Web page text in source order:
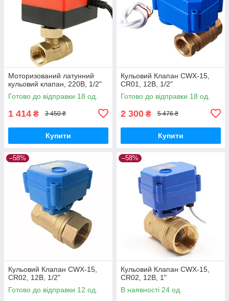
Моторизований латунний
кульовий клапан, 220В, 1/2"
Готово до відправки 18 од.
1 414 ₴ 3 450 ₴
Купити
Кульовий Клапан CWX-15,
CR01, 12В, 1/2"
Готово до відправки 18 од.
2 300 ₴ 5 476 ₴
Купити
–58%
Кульовий Клапан CWX-15,
CR02, 12В, 1/2"
Готово до відправки 12 од.
–58%
Кульовий Клапан CWX-15,
CR02, 12В, 1"
В наявності 24 од.